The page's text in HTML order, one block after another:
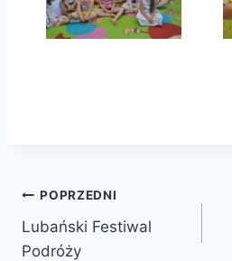
Nawigacja
wpisu
POPRZEDNI
Lubański Festiwal
Podróży